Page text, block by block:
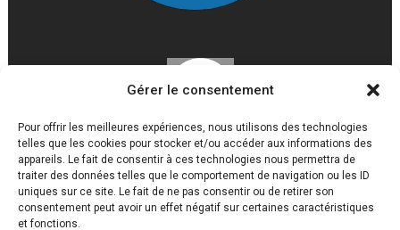
Gérer le consentement
Pour offrir les meilleures expériences, nous utilisons des technologies
telles que les cookies pour stocker et/ou accéder aux informations des
appareils. Le fait de consentir à ces technologies nous permettra de
traiter des données telles que le comportement de navigation ou les ID
uniques sur ce site. Le fait de ne pas consentir ou de retirer son
consentement peut avoir un effet négatif sur certaines caractéristiques
et fonctions.